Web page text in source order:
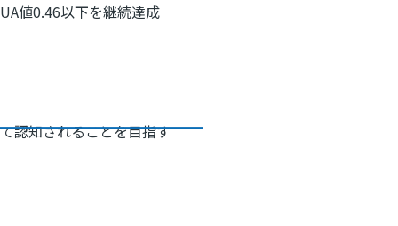
値0.46以下を継続達成
認知されることを目指す